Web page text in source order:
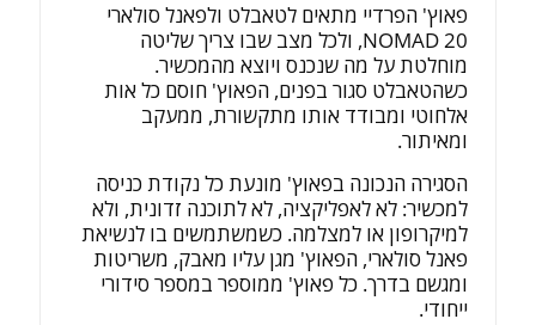
פאוץ' הפרדיי מתאים לטאבלט ולפאנל סולארי
NOMAD 20, ולכל מצב שבו צריך שליטה
מוחלטת על מה שנכנס ויוצא מהמכשיר.
כשהטאבלט סגור בפנים, הפאוץ' חוסם כל אות
אלחוטי ומבודד אותו מתקשורת, ממעקב
ומאיתור.
הסגירה הנכונה בפאוץ' מונעת כל נקודת כניסה
למכשיר: לא לאפליקציה, לא לתוכנה זדונית, ולא
למיקרופון או למצלמה. כשמשתמשים בו לנשיאת
פאנל סולארי, הפאוץ' מגן עליו מאבק, משריטות
ומגשם בדרך. כל פאוץ' ממוספר במספר סידורי
ייחודי.